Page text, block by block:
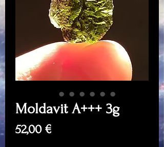
Moldavit A+++ 3g
52,00 €